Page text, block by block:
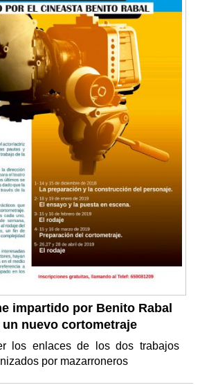
impartido por Benito Rabal
un nuevo cortometraje
los enlaces de los dos trabajos
por mazarroneros